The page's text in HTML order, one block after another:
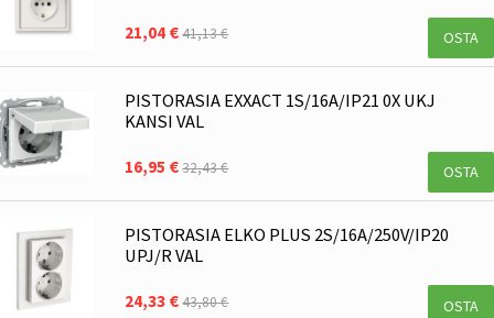
21,04 €41,13 € OSTA
PISTORASIA EXXACT 1S/16A/IP21 0X UKJ
KANSI VAL
16,95 €32,43 € OSTA
PISTORASIA ELKO PLUS 2S/16A/250V/IP20
UPJ/R VAL
24,33 €43,80 € OSTA